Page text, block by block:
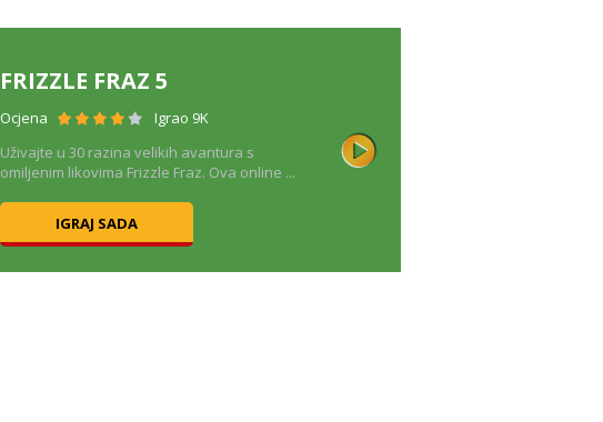
FRIZZLE FRAZ 5
Ocjena
Igrao 9K
Uživajte u 30 razina velikih avantura s
omiljenim likovima Frizzle Fraz. Ova online ...
IGRAJ SADA